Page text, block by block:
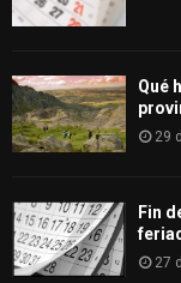
Qué
29
Fin
27